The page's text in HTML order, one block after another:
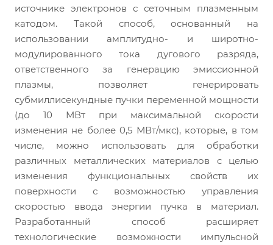
источнике электронов с сеточным плазменным
катодом. Такой способ, основанный на
использовании амплитудно- и широтно-
модулированного тока дугового разряда,
ответственного за генерацию эмиссионной
плазмы, позволяет генерировать
субмиллисекундные пучки переменной мощности
(до 10 МВт при максимальной скорости
изменения не более 0,5 МВт/мкс), которые, в том
числе, можно использовать для обработки
различных металлических материалов с целью
изменения функциональных свойств их
поверхности с возможностью управления
скоростью ввода энергии пучка в материал.
Разработанный способ расширяет
технологические возможности импульсной